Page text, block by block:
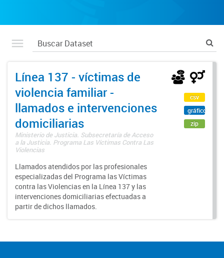
Línea 137 - víctimas de
violencia familiar -
llamados e intervenciones
domiciliarias
Ministerio de Justicia. Subsecretaría de Acceso
a la Justicia. Programa Las Víctimas Contra Las
Violencias
Llamados atendidos por las profesionales
especializadas del Programa las Víctimas
contra las Violencias en la Línea 137 y las
intervenciones domiciliarias efectuadas a
partir de dichos llamados.
csv
gráfico
zip